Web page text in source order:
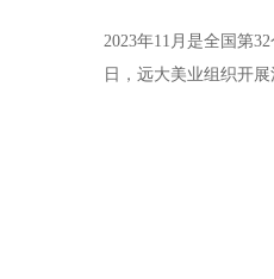
2023年11月是全国第
日，远大美业组织开